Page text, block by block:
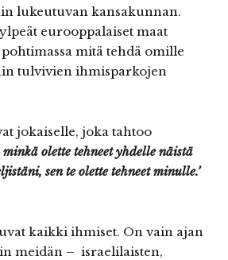
lukeutuvan kansakunnan.
eurooppalaiset maat
mitä tehdä omille
tulvivien ihmisparkojen
jokaiselle, joka tahtoo
minkä olette tehneet yhdelle näistä
sen te olette tehneet minulle.’
kaikki ihmiset. On vain ajan
meidän – israelilaisten,